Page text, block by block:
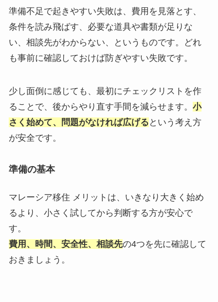
準備不足で起きやすい失敗は、費用を見落とす、
条件を読み飛ばす、必要な道具や書類が足りな
い、相談先がわからない、というものです。どれ
も事前に確認しておけば防ぎやすい失敗です。
少し面倒に感じても、最初にチェックリストを作
ることで、後からやり直す手間を減らせます。 小
さく始めて、問題がなければ広げる という考え方
が安全です。
準備の基本
マレーシア移住 メリットは、いきなり大きく始め
るより、小さく試してから判断する方が安心で
す。
費用、時間、安全性、相談先の4つを先に確認して
おきましょう。